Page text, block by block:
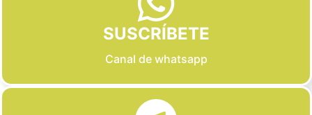
SUSCRÍBETE
Canal de whatsapp